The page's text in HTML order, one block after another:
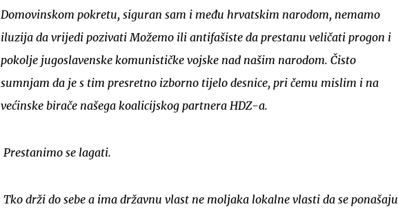
Domovinskom pokretu, siguran sam i među hrvatskim narodom, nemamo
iluzija da vrijedi pozivati Možemo ili antifašiste da prestanu veličati progon i
pokolje jugoslavenske komunističke vojske nad našim narodom. Čisto
sumnjam da je s tim presretno izborno tijelo desnice, pri čemu mislim i na
većinske birače našega koalicijskog partnera HDZ-a.
Prestanimo se lagati.
Tko drži do sebe a ima državnu vlast ne moljaka lokalne vlasti da se ponašaju